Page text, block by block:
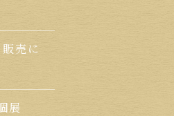
売に
展